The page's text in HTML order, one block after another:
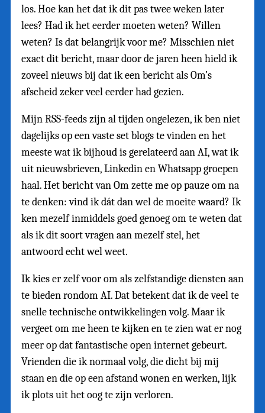
los. Hoe kan het dat ik dit pas twee weken later
lees? Had ik het eerder moeten weten? Willen
weten? Is dat belangrijk voor me? Misschien niet
exact dit bericht, maar door de jaren heen hield ik
zoveel nieuws bij dat ik een bericht als Om’s
afscheid zeker veel eerder had gezien.
Mijn RSS-feeds zijn al tijden ongelezen, ik ben niet
dagelijks op een vaste set blogs te vinden en het
meeste wat ik bijhoud is gerelateerd aan AI, wat ik
uit nieuwsbrieven, Linkedin en Whatsapp groepen
haal. Het bericht van Om zette me op pauze om na
te denken: vind ik dát dan wel de moeite waard? Ik
ken mezelf inmiddels goed genoeg om te weten dat
als ik dit soort vragen aan mezelf stel, het
antwoord echt wel weet.
Ik kies er zelf voor om als zelfstandige diensten aan
te bieden rondom AI. Dat betekent dat ik de veel te
snelle technische ontwikkelingen volg. Maar ik
vergeet om me heen te kijken en te zien wat er nog
meer op dat fantastische open internet gebeurt.
Vrienden die ik normaal volg, die dicht bij mij
staan en die op een afstand wonen en werken, lijk
ik plots uit het oog te zijn verloren.